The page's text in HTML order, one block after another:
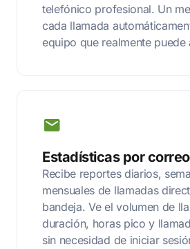
telefónico profesional. Un
cada llamada
equipo que realmente puede
Estadísticas por
Recibe reportes diarios,
mensuales de llamadas
bandeja. Ve el volumen de
duración, horas pico y
sin necesidad de iniciar